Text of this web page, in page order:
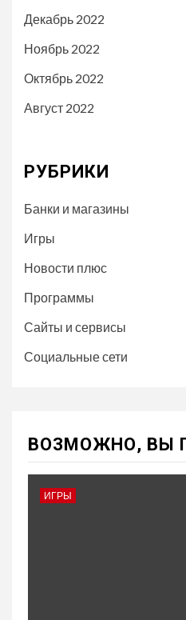
Декабрь 2022
Ноябрь 2022
Октябрь 2022
Август 2022
РУБРИКИ
Банки и магазины
Игры
Новости плюс
Программы
Сайты и сервисы
Социальные сети
ВОЗМОЖНО, ВЫ
ИГРЫ